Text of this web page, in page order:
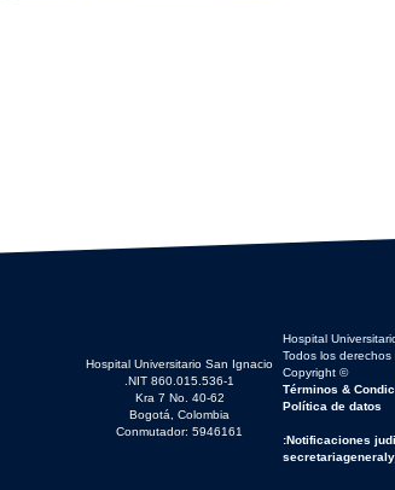
Hospital
Todos los derechos
© Copyright
Términos &
Política de datos
Notificaciones
Hospital Universitario San Ignacio
NIT 860.015.536-1.
Kra 7 No. 40-62
Bogotá, Colombia
Conmutador: 5946161